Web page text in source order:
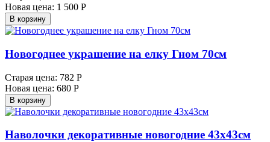
Новая цена: 1 500 Р
В корзину
Новогоднее украшение на елку Гном 70см
Старая цена: 782 Р
Новая цена: 680 Р
В корзину
Наволочки декоративные новогодние 43х43см